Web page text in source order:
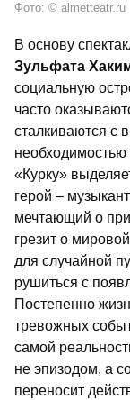
Фото: © almetteatr.ru
В основу
Зульфата
социальную
часто
сталкиваются с
необходимостью
«Курку»
герой –
мечтающий о
грезит о
для случайной
рушиться с
Постепенно
тревожных
самой
не эпизодом, а
переносит